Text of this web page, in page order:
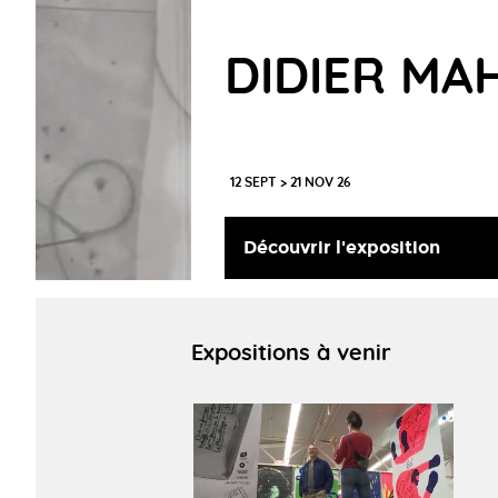
DIDIER
12 SEPT > 21 NOV 26
Découvrir l'exposition
Expositions à venir